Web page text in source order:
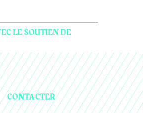
LE SOUTIEN DE
CONTACTER